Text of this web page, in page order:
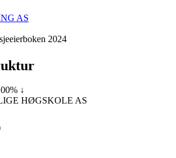
AS
2024
% ↓
HØGSKOLE AS